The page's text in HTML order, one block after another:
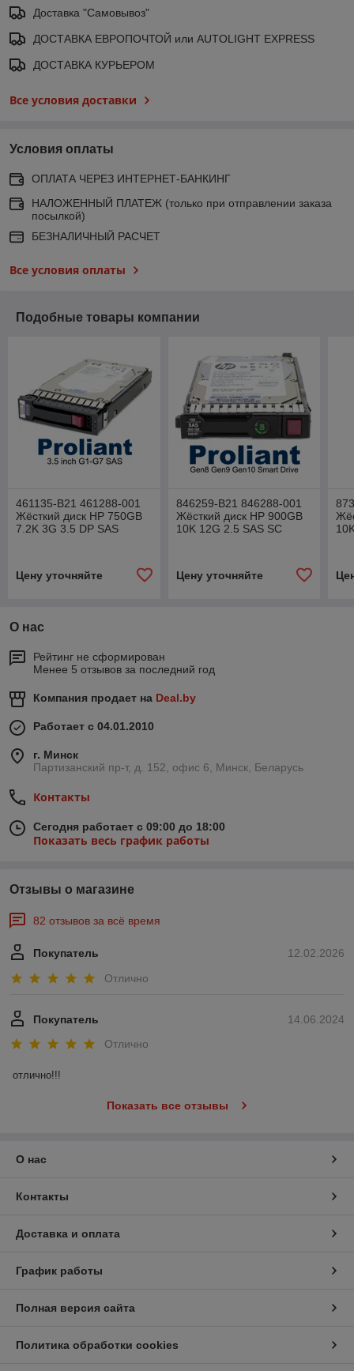
Доставка "Самовывоз"
ДОСТАВКА ЕВРОПОЧТОЙ или AUTOLIGHT EXPRESS
ДОСТАВКА КУРЬЕРОМ
Все условия доставки
Условия оплаты
ОПЛАТА ЧЕРЕЗ ИНТЕРНЕТ-БАНКИНГ
НАЛОЖЕННЫЙ ПЛАТЕЖ (только при отправлении заказа
посылкой)
БЕЗНАЛИЧНЫЙ РАСЧЕТ
Все условия оплаты
Подобные товары компании
461135-B21 461288-001
Жёсткий диск HP 750GB
7.2K 3G 3.5 DP SAS
Цену уточняйте
846259-B21 846288-001
Жёсткий диск HP 900GB
10K 12G 2.5 SAS SC
Цену уточняйте
О нас
Рейтинг не сформирован
Менее 5 отзывов за последний год
Компания продает на Deal.by
Работает с 04.01.2010
г. Минск
Партизанский пр-т, д. 152, офис 6, Минск, Беларусь
Контакты
Сегодня работает с 09:00 до 18:00
Показать весь график работы
Отзывы о магазине
82 отзывов за всё время
12.02.2026
Покупатель
Отлично
14.06.2024
Покупатель
Отлично
отлично!!!
Показать все отзывы
О нас
Контакты
Доставка и оплата
График работы
Полная версия сайта
Политика обработки cookies